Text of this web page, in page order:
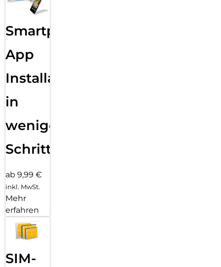
Smartphone
App
Installation
in
wenigen
Schritten
ab 9,99 €
inkl. MwSt.
Mehr
erfahren
SIM-